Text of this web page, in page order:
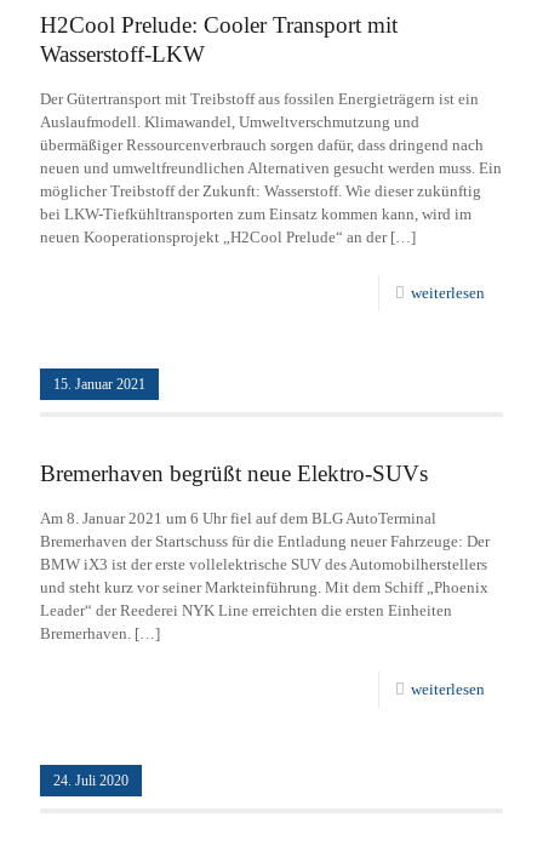
H2Cool Prelude: Cooler Transport mit
Wasserstoff-LKW
Der Gütertransport mit Treibstoff aus fossilen Energieträgern ist ein
Auslaufmodell. Klimawandel, Umweltverschmutzung und
übermäßiger Ressourcenverbrauch sorgen dafür, dass dringend nach
neuen und umweltfreundlichen Alternativen gesucht werden muss. Ein
möglicher Treibstoff der Zukunft: Wasserstoff. Wie dieser zukünftig
bei LKW-Tiefkühltransporten zum Einsatz kommen kann, wird im
neuen Kooperationsprojekt „H2Cool Prelude“ an der[…]
weiterlesen
15. Januar 2021
Bremerhaven begrüßt neue Elektro-SUVs
Am 8. Januar 2021 um 6 Uhr fiel auf dem BLG AutoTerminal
Bremerhaven der Startschuss für die Entladung neuer Fahrzeuge: Der
BMW iX3 ist der erste vollelektrische SUV des Automobilherstellers
und steht kurz vor seiner Markteinführung. Mit dem Schiff „Phoenix
Leader“ der Reederei NYK Line erreichten die ersten Einheiten
Bremerhaven. […]
weiterlesen
24. Juli 2020